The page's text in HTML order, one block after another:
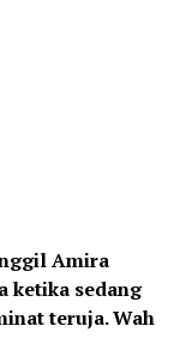
Amira
ketika sedang
teruja. Wah